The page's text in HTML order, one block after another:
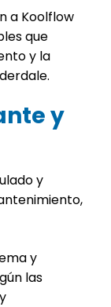
a Koolflow
que
y la
y
y
y
las